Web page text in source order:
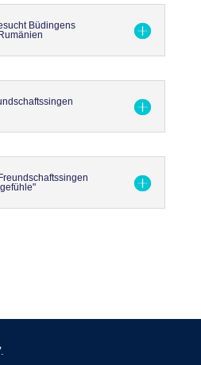
Büdingens